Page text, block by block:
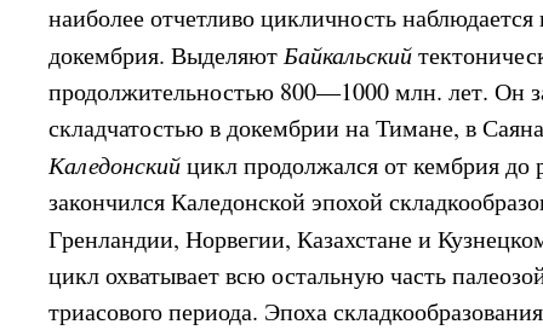
наиболее отчетливо цикличность наблюдается
докембрия. ВыделяютБайкальский
продолжительностью 800—1000 млн. лет. Он
складчатостью в докембрии на Тимане, в
Каледонскийцикл продолжался от кембрия до
закончился Каледонской эпохой
Гренландии, Норвегии, Казахстане и
цикл охватывает всю остальную часть
триасового периода. Эпоха